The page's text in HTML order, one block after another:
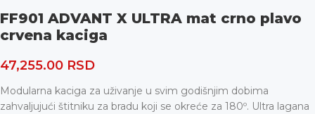
FF901 ADVANT X ULTRA mat crno plavo
crvena kaciga
47,255.00 RSD
Modularna kaciga za uživanje u svim godišnjim dobima
zahvaljujući štitniku za bradu koji se okreće za 180º. Ultra lagana